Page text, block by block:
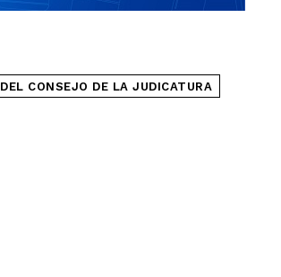
CONSEJO DE LA JUDICATURA